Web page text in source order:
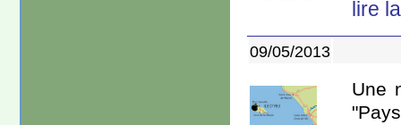
lire
09/05/2013
Une